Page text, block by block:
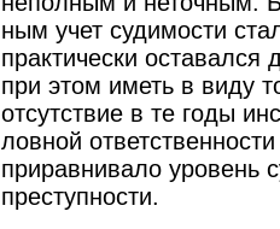
ным учет судимости
практически
при этом иметь в виду
отсутствие в те годы
ловной
приравнивало уро­вень
преступности.